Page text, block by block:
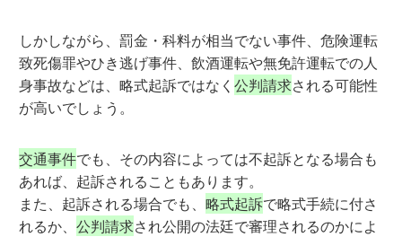
しかしながら、罰金・科料が相当でない事件、危険運転
致死傷罪やひき逃げ事件、飲酒運転や無免許運転での人
身事故などは、略式起訴ではなく公判請求される可能性
が高いでしょう。
交通事件でも、その内容によっては不起訴となる場合も
あれば、起訴されることもあります。
また、起訴される場合でも、略式起訴で略式手続に付さ
れるか、公判請求され公開の法廷で審理されるのかによ